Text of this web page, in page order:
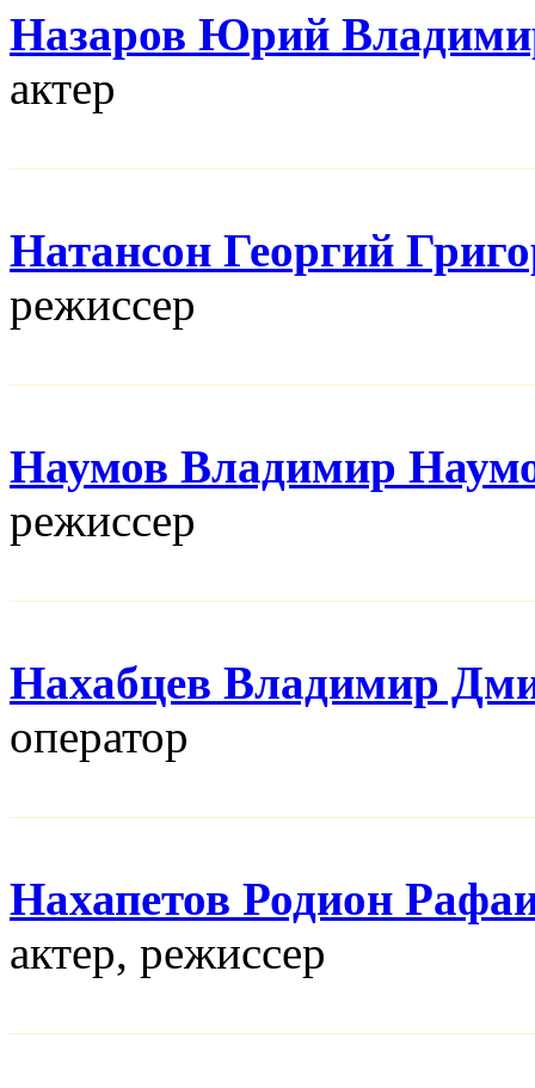
Назаров Юрий
актер
Натансон Георгий
режисcер
Наумов Владимир
режисcер
Нахабцев Владимир
оператор
Нахапетов Родион
актер, режисcер